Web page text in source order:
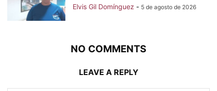
Elvis Gil Domínguez - 5 de agosto de 2026
NO COMMENTS
LEAVE A REPLY